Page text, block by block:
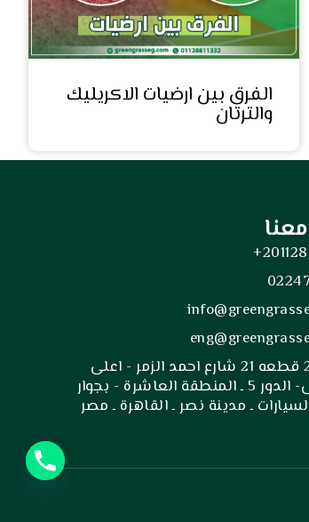
الفرق بين ارضيات الاكريليك
والترتان
عماره 2 قطعه 21 شارع احمد الزمر - اعلى
كنتاكى- الدور 5 ـ المنطقة العاشرة - بجوار
ـ مدينة نصر ـ القاهرة ـ مصر